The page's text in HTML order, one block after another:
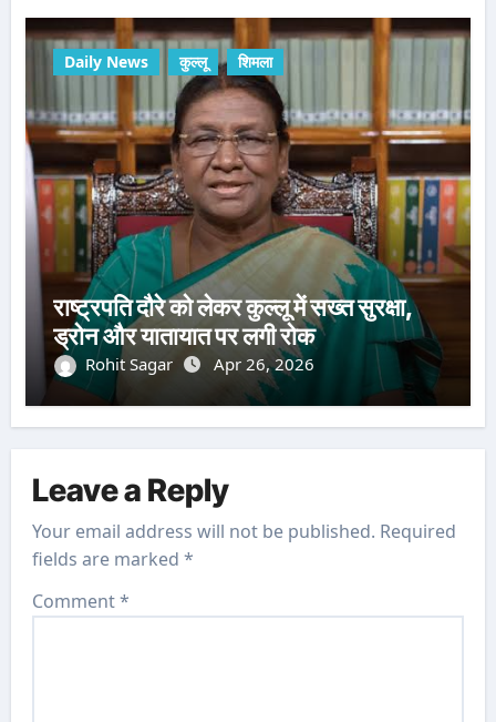
Daily News कुल्लू शिमला
राष्ट्रपति दौरे को लेकर कुल्लू में सख्त सुरक्षा,
ड्रोन और यातायात पर लगी रोक
Rohit Sagar Apr 26, 2026
Leave a Reply
Your email address will not be published. Required
fields are marked*
Comment*